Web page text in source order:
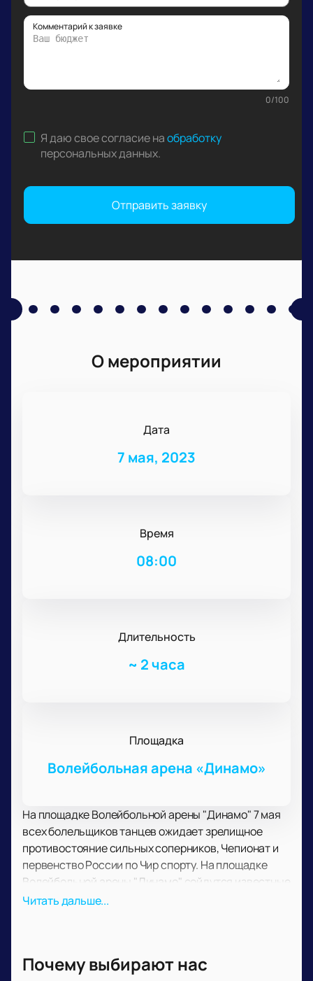
Комментарий к заявке
0/100
Я даю свое согласие наобработку
персональных данных.
Отправить заявку
О мероприятии
Дата
7 мая, 2023
Время
08:00
Длительность
~ 2 часа
Площадка
Волейбольная арена «Динамо»
На площадке Волейбольной арены "Динамо" 7 мая
всех болельщиков танцев ожидает зрелищное
противостояние сильных соперников, Чепионат и
первенство России по Чир спорту. На площадке
Волейбольной арены "Динамо" сойдутся известные
спортсмены, чтобы выявить лучшего среди лучших!
Узнайте, что такое настоящий дух соперничества,
Читать дальше...
Почему выбирают нас